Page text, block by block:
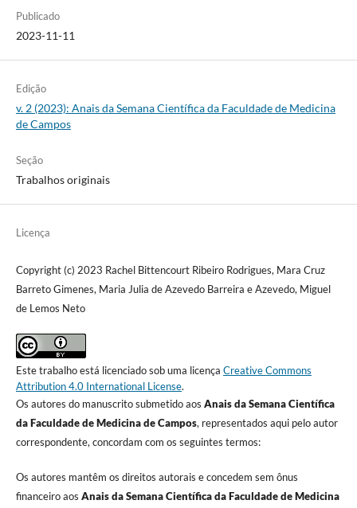
Publicado
2023-11-11
Edição
v. 2 (2023): Anais da Semana Científica da Faculdade de Medicina
de Campos
Seção
Trabalhos originais
Licença
Copyright (c) 2023 Rachel Bittencourt Ribeiro Rodrigues, Mara Cruz
Barreto Gimenes, Maria Julia de Azevedo Barreira e Azevedo, Miguel
de Lemos Neto
Este trabalho está licenciado sob uma licença Creative Commons
Attribution 4.0 International License.
Os autores do manuscrito submetido aos Anais da Semana Científica
da Faculdade de Medicina de Campos, representados aqui pelo autor
correspondente, concordam com os seguintes termos:
Os autores mantêm os direitos autorais e concedem sem ônus
financeiro aos Anais da Semana Científica da Faculdade de Medicina